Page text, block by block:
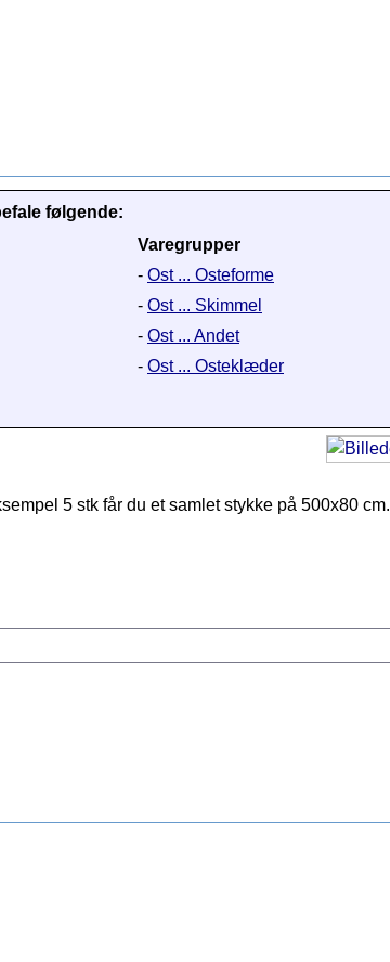
følgende:
Varegrupper
- Ost ... Osteforme
- Ost ... Skimmel
- Ost ... Andet
- Ost ... Osteklæder
5 stk får du et samlet stykke på 500x80 cm.